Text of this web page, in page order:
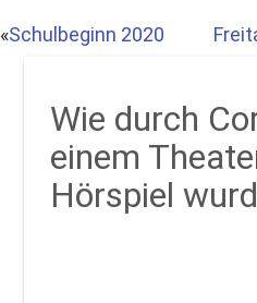
«Schulbeginn 2020
Wie durch
einem
Hörspiel